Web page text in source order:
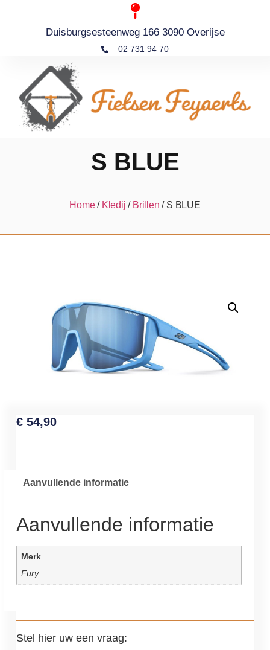
Duisburgsesteenweg 166 3090 Overijse
02 731 94 70
S BLUE
Home/ Kledij / Brillen / S BLUE
€54,90
Aanvullende informatie
Aanvullende informatie
Merk
Fury
Stel hier uw een vraag: